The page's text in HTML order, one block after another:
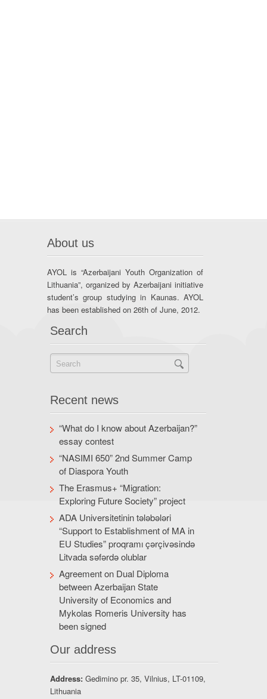
About us
AYOL is “Azerbaijani Youth Organization of
Lithuania”, organized by Azerbaijani initiative
student’s group studying in Kaunas. AYOL
has been established on 26th of June, 2012.
Search
Recent news
“What do I know about Azerbaijan?”
essay contest
“NASIMI 650” 2nd Summer Camp
of Diaspora Youth
The Erasmus+ “Migration:
Exploring Future Society” project
ADA Universitetinin tələbələri
“Support to Establishment of MA in
EU Studies” proqramı çərçivəsində
Litvada səfərdə olublar
Agreement on Dual Diploma
between Azerbaijan State
University of Economics and
Mykolas Romeris University has
been signed
Our address
Address: Gedimino pr. 35, Vilnius, LT-01109,
Lithuania